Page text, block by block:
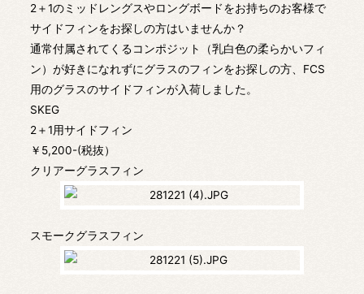
2＋1のミッドレングスやロングボードをお持ちのお客様で
サイドフィンをお探しの方はいませんか？
通常付属されてくるコンポジット（乳白色の柔らかいフィ
ン）が好きになれずにグラスのフィンをお探しの方、FCS
用のグラスのサイドフィンが入荷しました。
SKEG
2＋1用サイドフィン
￥5,200-(税抜）
クリアーグラスフィン
スモークグラスフィン